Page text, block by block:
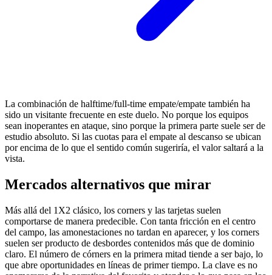
La combinación de halftime/full-time empate/empate también ha
sido un visitante frecuente en este duelo. No porque los equipos
sean inoperantes en ataque, sino porque la primera parte suele ser de
estudio absoluto. Si las cuotas para el empate al descanso se ubican
por encima de lo que el sentido común sugeriría, el valor saltará a la
vista.
Mercados alternativos que mirar
Más allá del 1X2 clásico, los corners y las tarjetas suelen
comportarse de manera predecible. Con tanta fricción en el centro
del campo, las amonestaciones no tardan en aparecer, y los corners
suelen ser producto de desbordes contenidos más que de dominio
claro. El número de córners en la primera mitad tiende a ser bajo, lo
que abre oportunidades en líneas de primer tiempo. La clave es no